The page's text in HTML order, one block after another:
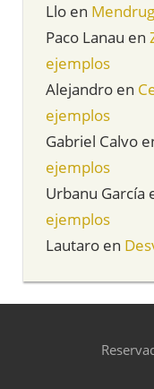
Llo en
Paco Lanau en
ejemplos
Alejandro en
ejemplos
Gabriel Calvo
ejemplos
Urbanu García
ejemplos
Lautaro en